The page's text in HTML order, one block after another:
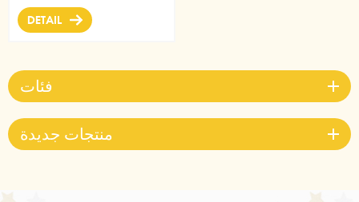
من رقائق معدنية عالية الجودة
مقاس 18 بوصة مستلزمات بالون
DETAIL
فئات
منتجات جديدة